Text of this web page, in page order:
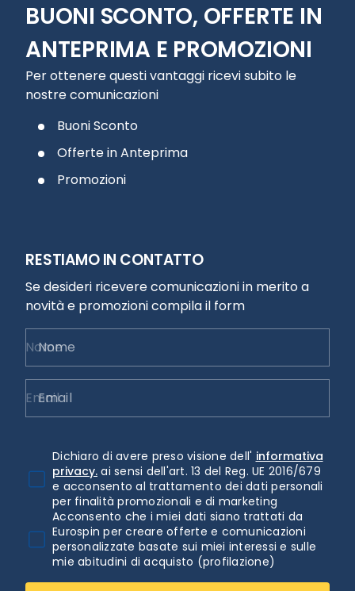
BUONI SCONTO, OFFERTE IN
ANTEPRIMA E PROMOZIONI
Per ottenere questi vantaggi ricevi subito le
nostre comunicazioni
Buoni Sconto
Offerte in Anteprima
Promozioni
RESTIAMO IN CONTATTO
Se desideri ricevere comunicazioni in merito a
novità e promozioni compila il form
Nome
Email
Dichiaro di avere preso visione dell' informativa
privacy. ai sensi dell'art. 13 del Reg. UE 2016/679
e acconsento al trattamento dei dati personali
per finalità promozionali e di marketing
Acconsento che i miei dati siano trattati da
Eurospin per creare offerte e comunicazioni
personalizzate basate sui miei interessi e sulle
mie abitudini di acquisto (profilazione)